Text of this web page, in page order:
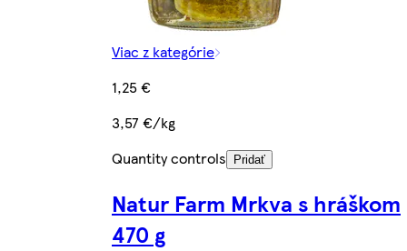
Viac z kategórie
1,25 €
3,57 €/kg
Quantity controls
Pridať
Natur Farm Mrkva s hráškom
470 g